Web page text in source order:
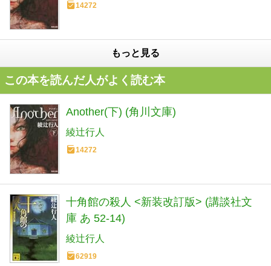
14272
もっと見る
この本を読んだ人がよく読む本
Another(下) (角川文庫)
綾辻行人
14272
十角館の殺人 <新装改訂版> (講談社文
庫 あ 52-14)
綾辻行人
62919